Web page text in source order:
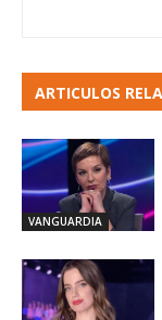
ARTICULOS
VANGUARDIA